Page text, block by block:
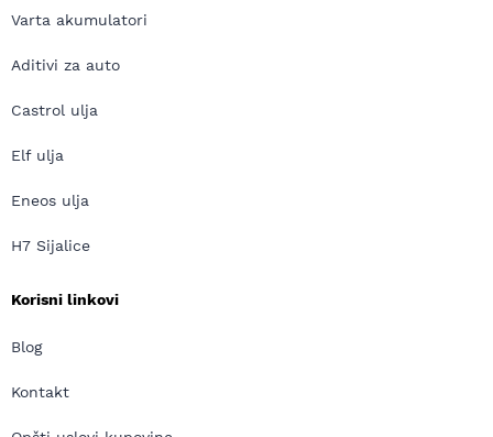
Varta akumulatori
Aditivi za auto
Castrol ulja
Elf ulja
Eneos ulja
H7 Sijalice
Korisni linkovi
Blog
Kontakt